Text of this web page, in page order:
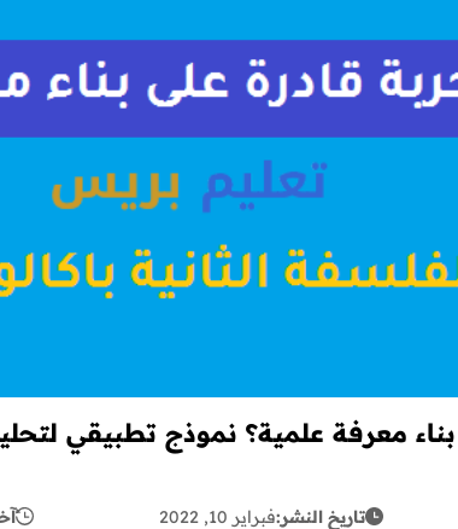
هل التجربة قادرة على بناء
بناء معرفة علمية؟ نموذج تطبيقي
تاريخ النشر:فبراير 10, 2022